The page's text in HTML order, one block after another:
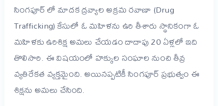
సింగపూర్ లో మాదక ద్రవ్యాల అక్రమ రవాణా (Drug
Trafficking) కేసులో ఓ మహిళను ‌ఉరి తీశారు స్థానికంగా ఓ
మహిళకు ఉరిశిక్ష అమలు చేయడం దాదాపు 20 ఏళ్లలో ఇది
తొలిసారి. ఈ విషయంలో హక్కుల సంఘాల నుంచి తీవ్ర
వ్యతిరేకత వ్యక్తమైంది. అయినప్పటికీ సింగపూర్ ప్రభుత్వం ఈ
శిక్షను అమలు చేసింది.